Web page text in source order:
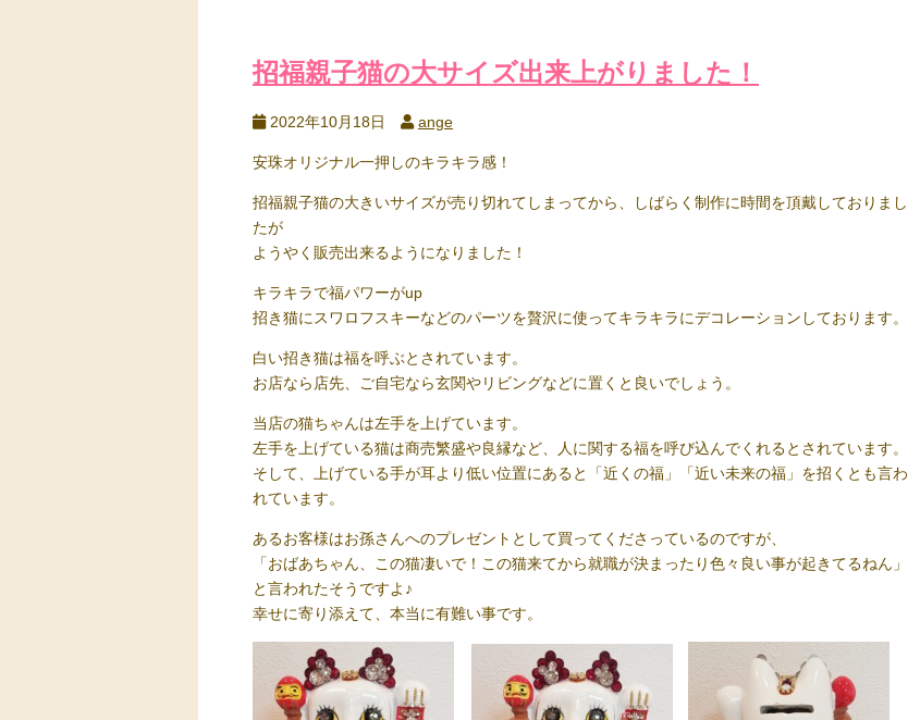
招福親子猫の大サイズ出来上がりました！
2022年10月18日 ange
安珠オリジナル一押しのキラキラ感！
招福親子猫の大きいサイズが売り切れてしまってから、しばらく制作に時間を頂戴しておりまし
たが
ようやく販売出来るようになりました！
キラキラで福パワーがup
招き猫にスワロフスキーなどのパーツを贅沢に使ってキラキラにデコレーションしております。
白い招き猫は福を呼ぶとされています。
お店なら店先、ご自宅なら玄関やリビングなどに置くと良いでしょう。
当店の猫ちゃんは左手を上げています。
左手を上げている猫は商売繁盛や良縁など、人に関する福を呼び込んでくれるとされています。
そして、上げている手が耳より低い位置にあると「近くの福」「近い未来の福」を招くとも言わ
れています。
あるお客様はお孫さんへのプレゼントとして買ってくださっているのですが、
「おばあちゃん、この猫凄いで！この猫来てから就職が決まったり色々良い事が起きてるねん」
と言われたそうですよ♪
幸せに寄り添えて、本当に有難い事です。